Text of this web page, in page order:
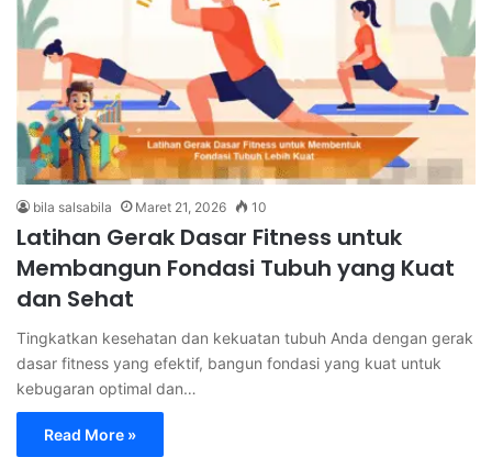
bila salsabila Maret 21, 2026 10
Latihan Gerak Dasar Fitness untuk
Membangun Fondasi Tubuh yang Kuat
dan Sehat
Tingkatkan kesehatan dan kekuatan tubuh Anda dengan gerak
dasar fitness yang efektif, bangun fondasi yang kuat untuk
kebugaran optimal dan…
Read More »